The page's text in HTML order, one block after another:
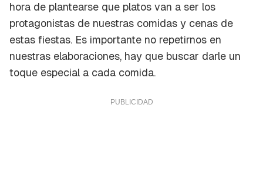
hora de plantearse que platos van a ser los
protagonistas de nuestras comidas y cenas de
estas fiestas. Es importante no repetirnos en
nuestras elaboraciones, hay que buscar darle un
toque especial a cada comida.